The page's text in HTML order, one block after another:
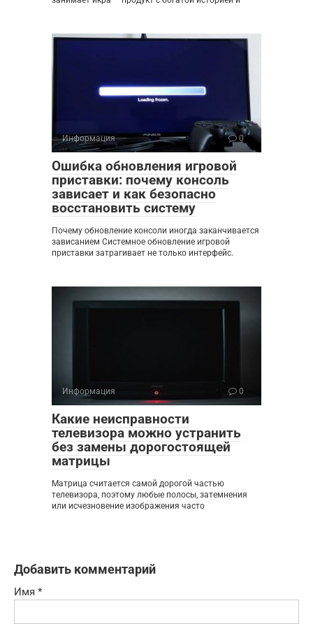
Информация 0
Ошибка обновления игровой
приставки: почему консоль
зависает и как безопасно
восстановить систему
Почему обновление консоли иногда заканчивается
зависанием Системное обновление игровой
приставки затрагивает не только интерфейс.
Информация 0
Какие неисправности
телевизора можно устранить
без замены дорогостоящей
матрицы
Матрица считается самой дорогой частью
телевизора, поэтому любые полосы, затемнения
или исчезновение изображения часто
Добавить комментарий
Имя *